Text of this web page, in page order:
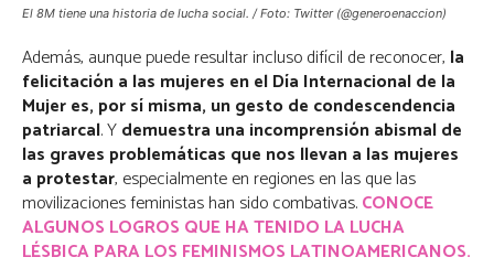
El 8M tiene una historia de lucha social. / Foto: Twitter (@generoenaccion)
Además, aunque puede resultar incluso difícil de reconocer, la
felicitación a las mujeres en el Día Internacional de la
Mujer es, por sí misma, un gesto de condescendencia
patriarcal. Ydemuestra una incomprensión abismal de
las graves problemáticas que nos llevan a las mujeres
a protestar, especialmente en regiones en las que las
movilizaciones feministas han sido combativas.CONOCE
ALGUNOS LOGROS QUE HA TENIDO LA LUCHA
LÉSBICA PARA LOS FEMINISMOS LATINOAMERICANOS.